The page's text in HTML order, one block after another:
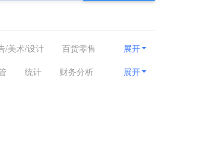
/美术/设计
百货零售
机械设备
展开
统计
财务分析
展开